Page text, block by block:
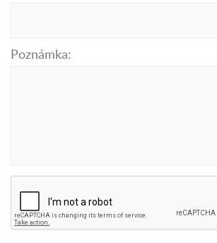
Poznámka: